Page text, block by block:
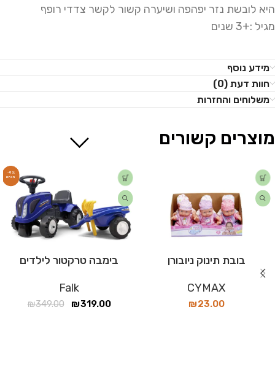
היא לובשת נזר יפהפה ושיערה קשור לקשר צדדי רופף
מגיל :+3 שנים
מידע נוסף
חוות דעת (0)
משלוחים והחזרות
מוצרים קשורים
בובת תינוק ניובורן
CYMAX
₪23.00
-9%
בימבה טרקטור לילדים
Falk
₪349.00 ₪319.00